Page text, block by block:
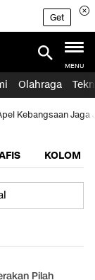
Get
MENU
Olahraga
Kebangsaan Jaga
KOLOM
Pilah